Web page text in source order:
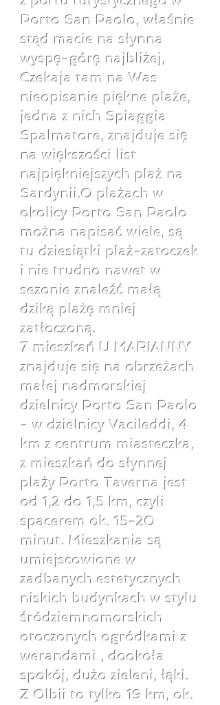
Porto San Paolo, właśnie
stąd macie na słynna
wyspę-górę najbliżej,
Czekaja tam na Was
nieopisanie piękne plaże,
jedna z nich Spiaggia
Spalmatore, znajduje się
na większości list
najpiękniejszych plaż na
Sardynii.O plażach w
okolicy Porto San Paolo
można napisać wiele, są
tu dziesiątki plaż-zatoczek
i nie trudno nawet w
sezonie znaleźć małą
dziką plażę mniej
zatłoczoną.
7 mieszkań U MARIANNY
znajduje się na obrzeżach
małej nadmorskiej
dzielnicy Porto San Paolo
- w dzielnicy Vacileddi, 4
km z centrum miasteczka,
z mieszkań do słynnej
plaży Porto Taverna jest
od 1,2 do 1,5 km, czyli
spacerem ok. 15-20
minut. Mieszkania są
umiejscowione w
zadbanych estetycznych
niskich budynkach w stylu
śródziemnomorskich
otoczonych ogródkami z
werandami , dookoła
spokój, dużo zieleni, łąki.
Z Olbii to tylko 19 km, ok.